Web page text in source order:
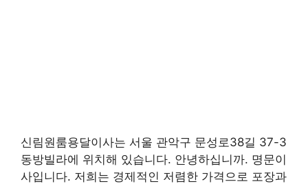
신림원룸용달이사는 서울 관악구 문성로38길 37-3
동방빌라에 위치해 있습니다. 안녕하십니까. 명문이
사입니다. 저희는 경제적인 저렴한 가격으로 포장과